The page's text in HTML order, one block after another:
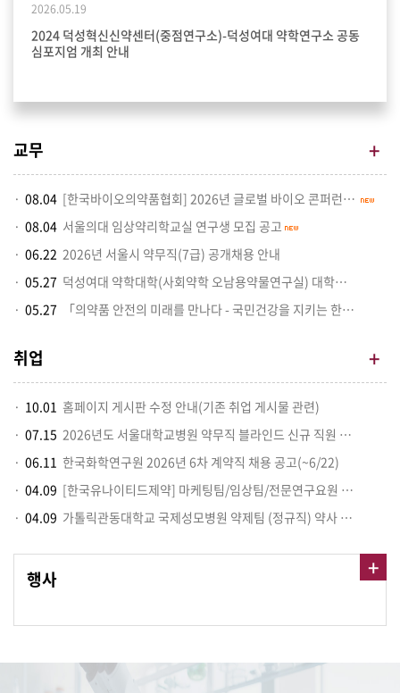
2026.05.19
2024 덕성혁신신약센터(중점연구소)-덕성여대 약학연구소 공동
심포지엄 개최 안내
교무
[한국바이오의약품협회] 2026년 글로벌 바이오 콘퍼런스 개최 안내
08.04
서울의대 임상약리학교실 연구생 모집 공고
08.04
2026년 서울시 약무직(7급) 공개채용 안내
06.22
덕성여대 약학대학(사회약학 오남용약물연구실) 대학원생 모집
05.27
「의약품 안전의 미래를 만나다 - 국민건강을 지키는 한국의약품안전관리원의 역할과 현장 이야기」프로그램 개최 안내
05.27
+
취업
홈페이지 게시판 수정 안내(기존 취업 게시물 관련)
10.01
2026년도 서울대학교병원 약무직 블라인드 신규 직원 채용 공고
07.15
한국화학연구원 2026년 6차 계약직 채용 공고(~6/22)
06.11
[한국유나이티드제약] 마케팅팀/임상팀/전문연구요원 모집
04.09
가톨릭관동대학교 국제성모병원 약제팀 (정규직) 약사 모집
04.09
+
행사 +